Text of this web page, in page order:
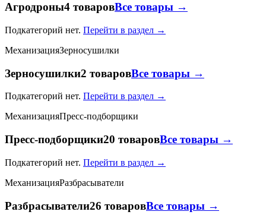
Агродроны4 товаровВсе товары →
Подкатегорий нет. Перейти в раздел →
МеханизацияЗерносушилки
Зерносушилки2 товаровВсе товары →
Подкатегорий нет. Перейти в раздел →
МеханизацияПресс-подборщики
Пресс-подборщики20 товаровВсе товары →
Подкатегорий нет. Перейти в раздел →
МеханизацияРазбрасыватели
Разбрасыватели26 товаровВсе товары →